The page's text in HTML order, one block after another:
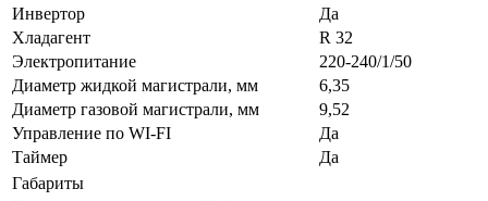
Инвертор
Да
Хладагент
R 32
Электропитание
220-240/1/50
Диаметр жидкой магистрали, мм
6,35
Диаметр газовой магистрали, мм
9,52
Управление по WI-FI
Да
Таймер
Да
Габариты